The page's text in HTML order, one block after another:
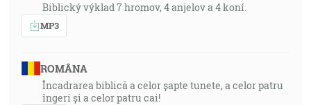
Biblický výklad 7 hromov, 4 anjelov a 4 koní.
MP3
ROMÂNA
Încadrarea biblică a celor șapte tunete, a celor patru
îngeri și a celor patru cai!